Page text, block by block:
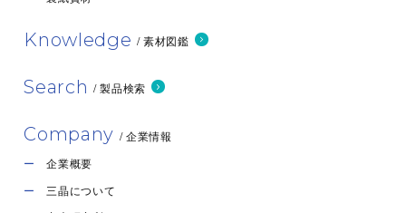
製紙
Knowledge / 素材図鑑
Search / 製品検索
Company / 企業情報
企業概要
三晶について